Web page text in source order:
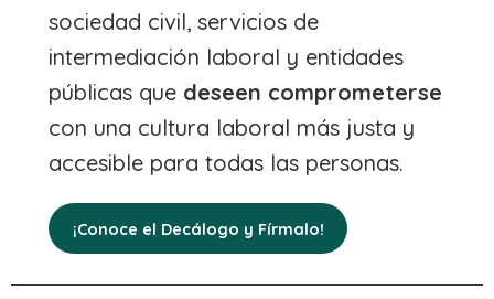
sociedad civil, servicios de
intermediación laboral y entidades
públicas que deseen comprometerse
con una cultura laboral más justa y
accesible para todas las personas.
¡Conoce el Decálogo y Fírmalo!